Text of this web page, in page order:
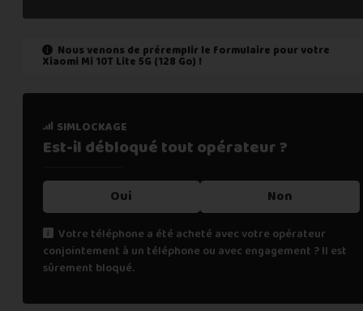
Nous venons de préremplir le formulaire pour votre
Xiaomi Mi 10T Lite 5G (128 Go) !
simlockage
Est-il débloqué toutopérateur ?
Oui Non
Votre téléphone a été acheté avec votre opérateur
conjointement à un téléphone ou avec engagement ? Il est
sûrement bloqué.
état de marche
Est-il fonctionnel ?
Non
Cochez "non" si une des affirmations suivantes est vraie :
les appels téléphoniques ne fonctionnent pas,